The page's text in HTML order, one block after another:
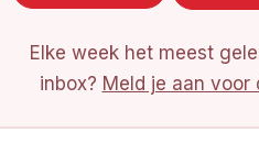
Elke week het meest
inbox? Meld je aan